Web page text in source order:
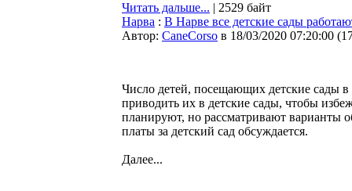
Читать дальше... | 2529 байт
Нарва : В Нарве все детские сады
Автор: CaneCorso в 18/03/2020 07:20:00 (
Число детей, посещающих детские сады
приводить их в детские сады, чтобы
планируют, но рассматривают варианты
платы за детский сад обсуждается.
Далее...